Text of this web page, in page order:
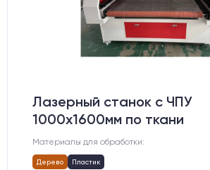
Лазерный станок c ЧПУ
1000х1600мм по ткани
Материалы для обработки:
Дерево Пластик